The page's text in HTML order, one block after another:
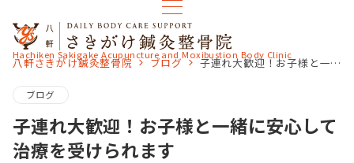
Hachiken Sakigake Acupuncture and Moxibustion Body Clinic
八軒さきがけ鍼灸整骨院 ブログ 子連れ大歓迎！お子様と一緒に安心して治療を受けられます
ブログ
子連れ大歓迎！お子様と一緒に安心して
治療を受けられます